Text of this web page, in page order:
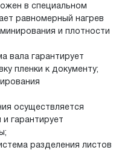
в специальном
равномерный нагрев
и плотности
вала гарантирует
пленки к документу;
осуществляется
гарантирует
разделения листов